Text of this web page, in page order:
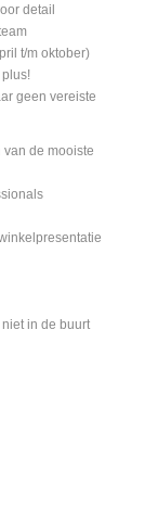
detail
t/m oktober)
geen vereiste
de mooiste
in de buurt